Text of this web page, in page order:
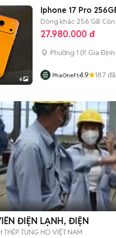
6
Iphone 17 Pro
Dòng khác 256 GB
27.980.000 đ
Phường 1 (P. Gia Định
PhaOneFt4.9 187
ĐIỆN LẠNH, ĐIỆN
THÉP TUNG HO VIỆT NAM